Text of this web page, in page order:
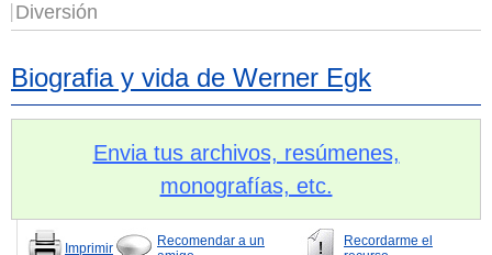
Diversión
Biografia y vida de Werner Egk
Envia tus archivos, resúmenes,
monografías, etc.
Imprimir
Recomendar a un
Recordarme el